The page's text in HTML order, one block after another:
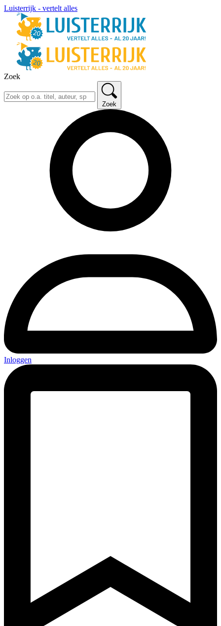
Luisterrijk - vertelt alles
Zoek
Zoek
Inloggen